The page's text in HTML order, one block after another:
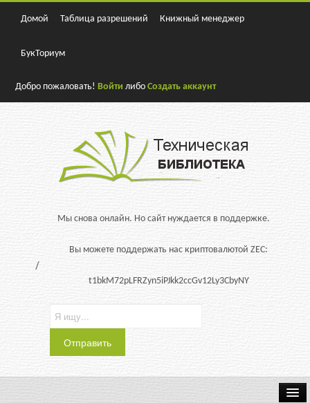
Домой Таблица разрешений Книжный менеджер
БукТориум
Добро пожаловать!Войти либоСоздать аккаунт
Мы снова онлайн. Но сайт нуждается в поддержке.
Вы можете поддержать нас криптовалютой ZEC:
t1bkM72pLFRZyn5iPJkk2ccGv12Ly3CbyNY